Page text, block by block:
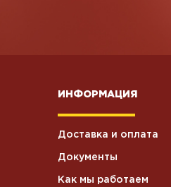
Свинина
ИНФОРМАЦИЯ
Доставка и оплата
Документы
Как мы работаем